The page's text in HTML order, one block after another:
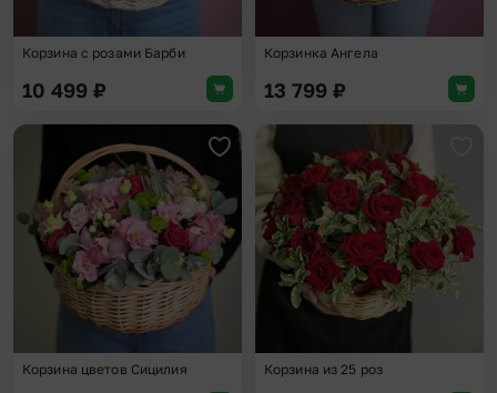
Корзина с розами Барби
10 499 ₽
Корзинка Ангела
13 799 ₽
Добавить в избранное
Корзина цветов Сицилия Корзина из 25 роз